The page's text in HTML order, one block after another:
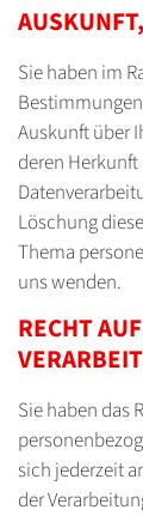
Sie haben im
Auskunft über
deren
Löschung
Thema
uns wenden.
RECHT
Sie haben das
sich jederzeit
der